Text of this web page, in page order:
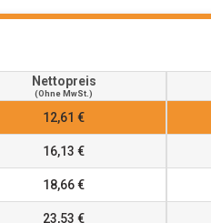
Nettopreis
(ohne MwSt.)
12,61 €
16,13 €
18,66 €
23,53 €